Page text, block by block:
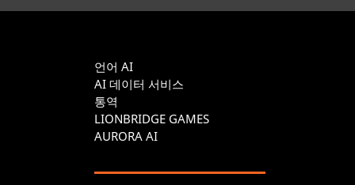
언어 AI
AI 데이터 서비스
통역
LIONBRIDGE GAMES
AURORA AI